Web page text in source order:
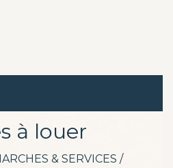
à louer
& SERVICES /